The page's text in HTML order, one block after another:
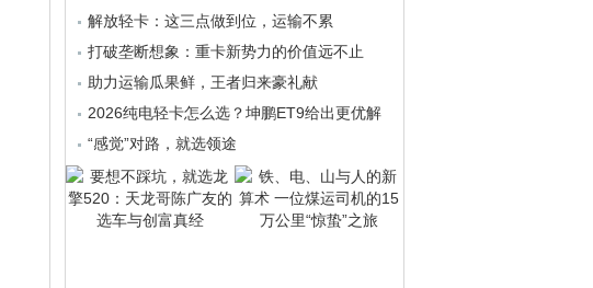
解放轻卡：这三点做到位，运输不累
打破垄断想象：重卡新势力的价值远不止
助力运输瓜果鲜，王者归来豪礼献
2026纯电轻卡怎么选？坤鹏ET9给出更优解
“感觉”对路，就选领途